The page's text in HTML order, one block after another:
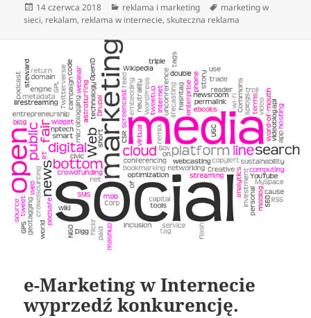
Data
publikacji
14 czerwca 2018 Kategorie
reklama i marketing Tagi
marketing w
sieci, rekalam, reklama w internecie,skuteczna reklama
e-Marketing w Internecie
wyprzedź konkurencję.